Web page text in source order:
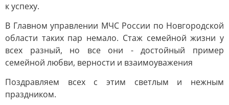
к успеху.
В Главном управлении МЧС России по Новгородской
области таких пар немало. Стаж семейной жизни у
всех разный, но все они - достойный пример
семейной любви, верности и взаимоуважения
Поздравляем всех с этим светлым и нежным
праздником.